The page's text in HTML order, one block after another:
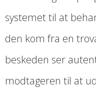
systemet til at
den kom fra en
beskeden ser
modtageren til at